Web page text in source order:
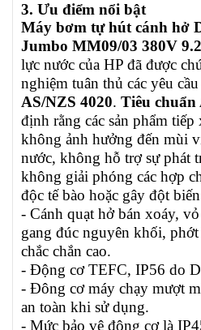
3. Ưu điểm nổi bật
Máy bơm tự hút cánh hở
Jumbo MM09/03 380V
lực nước của HP đã được
nghiệm tuân thủ các yêu cầu
AS/NZS 4020. Tiêu chuẩn
định rằng các sản phẩm
không ảnh hưởng đến mùi
nước, không hỗ trợ sự phát
không giải phóng các hợp
độc tế bào hoặc gây đột
- Cánh quạt hở bán xoáy,
gang đúc nguyên khối,
chắc chắn cao.
- Động cơ TEFC, IP56 do
- Đông cơ máy chạy mượt
an toàn khi sử dụng.
- Mức bảo vệ động cơ là